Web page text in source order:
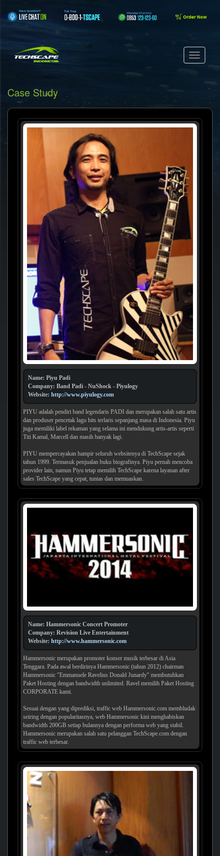
Case Study
Name: Piyu Padi
Company: Band Padi - NuShock - Piyulogy
Website: http://www.piyulogy.com
PIYU adalah pendiri band legendaris PADI dan merupakan salah satu artis
dan produser pencetak lagu hits terlaris sepanjang masa di Indonesia. Piyu
juga memiliki label rekaman yang selama ini mendukung artis-artis seperti
Titi Kamal, Marcell dan masih banyak lagi.
PIYU mempercayakan hampir seluruh websitenya di TechScape sejak
tahun 1999. Termasuk penjualan buku biografinya. Piyu pernah mencoba
provider lain, namun Piyu tetap memilih TechScape karena layanan after
sales TechScape yang cepat, tuntas dan memuaskan.
Name: Hammersonic Concert Promoter
Company: Revision Live Entertainment
Website: http://www.hammersonic.com
Hammersonic merupakan promoter konser musik terbesar di Asia
Tenggara. Pada awal berdirinya Hammersonic (tahun 2012) chairman
Hammersonic "Emmanuele Ravelius Donald Junardy" membutuhkan
Paket Hosting dengan bandwidth unlimited. Ravel memilih Paket Hosting
CORPORATE kami.
Sesuai dengan yang diprediksi, traffic web Hammersonic.com membludak
seiring dengan popularitasnya, web Hammersonic kini menghabiskan
bandwidth 200GB setiap bulannya dengan performa web yang stabil.
Hammersonic merupakan salah satu pelanggan TechScape.com dengan
traffic web terbesar.